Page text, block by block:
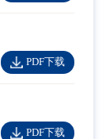
PDF下载
PDF下载